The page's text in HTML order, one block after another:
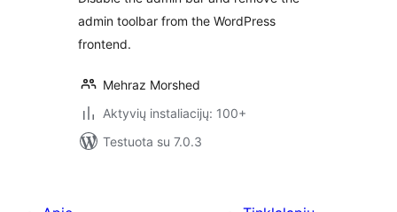
admin toolbar from the WordPress
frontend.
Mehraz Morshed
Aktyvių instaliacijų: 100+
Testuota su 7.0.3